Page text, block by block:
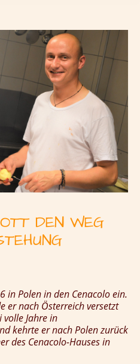
DEN WEG
in Polen in den Cenacolo ein.
er nach Österreich versetzt
volle Jahre in
kehrte er nach Polen zurück
des Cenacolo-Hauses in